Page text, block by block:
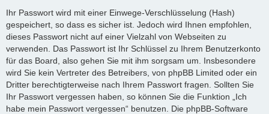
Ihr Passwort wird mit einer Einwege-Verschlüsselung (Hash)
gespeichert, so dass es sicher ist. Jedoch wird Ihnen empfohlen,
dieses Passwort nicht auf einer Vielzahl von Webseiten zu
verwenden. Das Passwort ist Ihr Schlüssel zu Ihrem Benutzerkonto
für das Board, also gehen Sie mit ihm sorgsam um. Insbesondere
wird Sie kein Vertreter des Betreibers, von phpBB Limited oder ein
Dritter berechtigterweise nach Ihrem Passwort fragen. Sollten Sie
Ihr Passwort vergessen haben, so können Sie die Funktion „Ich
habe mein Passwort vergessen“ benutzen. Die phpBB-Software